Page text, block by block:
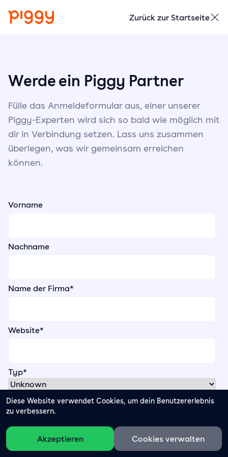
Diese Website verwendet Cookies, um dein Benutzererlebnis
zu verbessern.
Akzeptieren Cookies verwalten
Zurück zur Startseite
Werde ein Piggy Partner
Fülle das Anmeldeformular aus, einer unserer
Piggy-Experten wird sich so bald wie möglich mit
dir in Verbindung setzen. Lass uns zusammen
überlegen, was wir gemeinsam erreichen
können.
Vorname
Nachname
Name der Firma*
Website*
Typ*
Telefonnummer